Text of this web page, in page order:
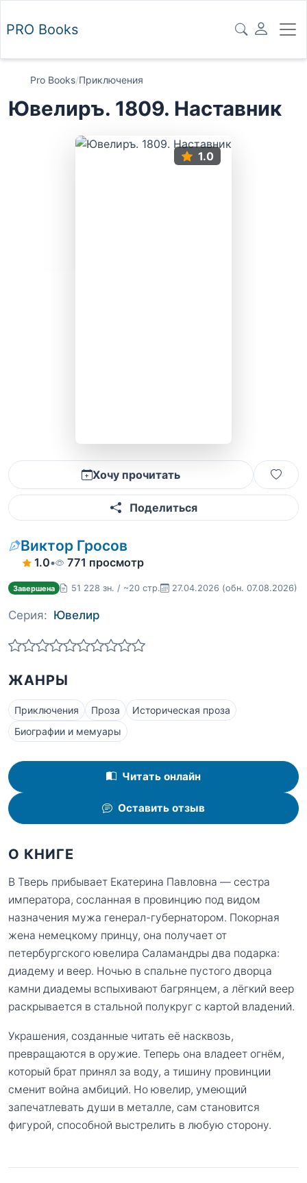
PRO Books
Pro Books/Приключения
Ювелиръ. 1809. Наставник
1.0
Хочу прочитать
Поделиться
Виктор Гросов
1.0• 771 просмотр
Завершена 51 228 зн. / ~20 стр. 27.04.2026 (обн. 07.08.2026)
Серия: Ювелир
ЖАНРЫ
Приключения Проза
Историческая проза
Биографии и мемуары
Читать онлайн
Оставить отзыв
О КНИГЕ
В Тверь прибывает Екатерина Павловна — сестра
императора, сосланная в провинцию под видом
назначения мужа генерал-губернатором. Покорная
жена немецкому принцу, она получает от
петербургского ювелира Саламандры два подарка:
диадему и веер. Ночью в спальне пустого дворца
камни диадемы вспыхивают багрянцем, а лёгкий веер
раскрывается в стальной полукруг с картой владений.
Украшения, созданные читать её насквозь,
превращаются в оружие. Теперь она владеет огнём,
который брат принял за воду, а тишину провинции
сменит война амбиций. Но ювелир, умеющий
запечатлевать души в металле, сам становится
фигурой, способной выстрелить в любую сторону.